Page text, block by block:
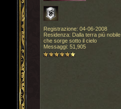
Registrazione: 04-06-2008
Residenza: Dalla terra più nobile
che sorge sotto il cielo
Messaggi: 51,905